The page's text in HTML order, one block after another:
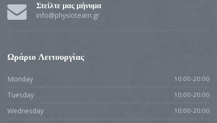
Στείλτε μας μήνυμα
info@physioteam.gr
Ωράριο Λειτουργίας
Monday 10:00-20:00
Tuesday 10:00-20:00
Wednesday 10:00-20:00